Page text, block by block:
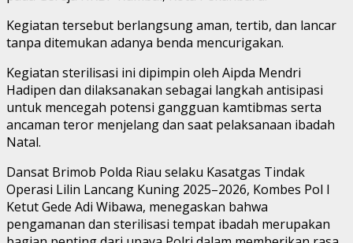
Kegiatan tersebut berlangsung aman, tertib, dan lancar
tanpa ditemukan adanya benda mencurigakan.
Kegiatan sterilisasi ini dipimpin oleh Aipda Mendri
Hadipen dan dilaksanakan sebagai langkah antisipasi
untuk mencegah potensi gangguan kamtibmas serta
ancaman teror menjelang dan saat pelaksanaan ibadah
Natal.
Dansat Brimob Polda Riau selaku Kasatgas Tindak
Operasi Lilin Lancang Kuning 2025–2026, Kombes Pol I
Ketut Gede Adi Wibawa, menegaskan bahwa
pengamanan dan sterilisasi tempat ibadah merupakan